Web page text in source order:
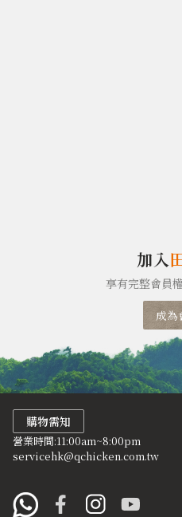
加入
享有完整會員
成為
購物需知
營業時間:11:00am~8:00pm
servicehk@qchicken.com.tw